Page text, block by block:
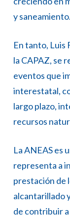
y saneamiento.
En tanto, Luis
la CAPAZ, se
eventos que
interestatal,
largo plazo,
recursos
La ANEAS es
representa a
prestación de
alcantarillado
de contribuir